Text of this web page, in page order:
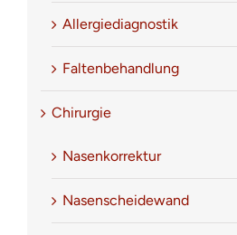
Allergiediagnostik
Faltenbehandlung
Chirurgie
Nasenkorrektur
Nasenscheidewand